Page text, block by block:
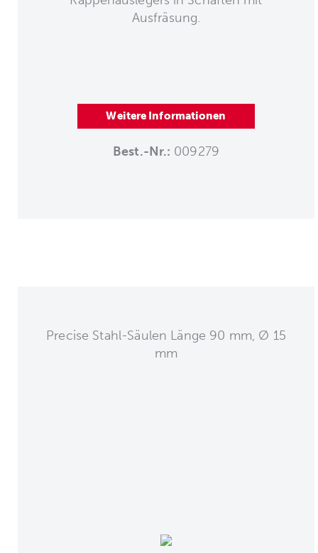
Ausfräsung.
Weitere Informationen
Best.-Nr.: 009279
Precise Stahl-Säulen Länge 90 mm, Ø 15
mm